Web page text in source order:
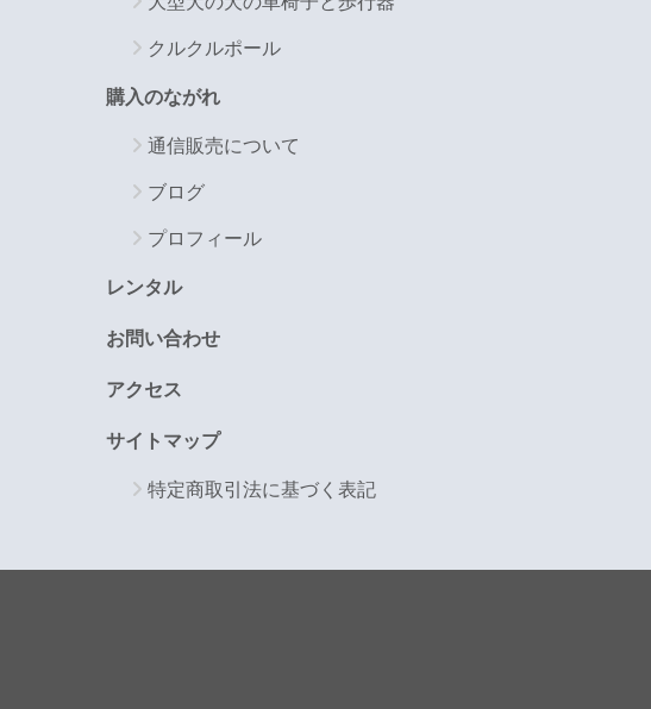
クルクルポール
購入のながれ
通信販売について
ブログ
プロフィール
レンタル
お問い合わせ
アクセス
サイトマップ
特定商取引法に基づく表記